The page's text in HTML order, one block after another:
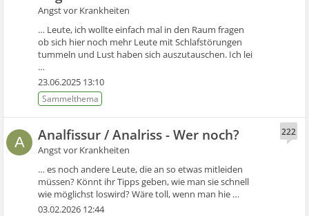
Angst vor Krankheiten
… Leute, ich wollte einfach mal in den Raum fragen
ob sich hier noch mehr Leute mit Schlafstörungen
tummeln und Lust haben sich auszutauschen. Ich lei
…
23.06.2025 13:10
A Analfissur / Analriss - Wer noch?
Angst vor Krankheiten
… es noch andere Leute, die an so etwas mitleiden
müssen? Könnt ihr Tipps geben, wie man sie schnell
wie möglichst loswird? Wäre toll, wenn man hie …
222
03.02.2026 12:44